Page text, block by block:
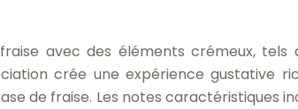
avec des éléments crémeux, tels
crée une expérience gustative
de fraise. Les notes caractéristiques